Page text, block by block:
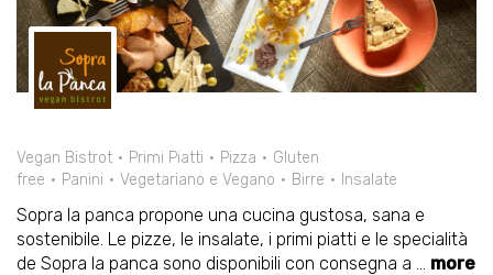
Vegan Bistrot Primi Piatti Pizza
Gluten
free
Panini Vegetariano e Vegano Birre Insalate
Sopra la panca propone una cucina gustosa, sana e
sostenibile. Le pizze, le insalate, i primi piatti e le specialità
de Sopra la panca sono disponibili con consegna a ... more